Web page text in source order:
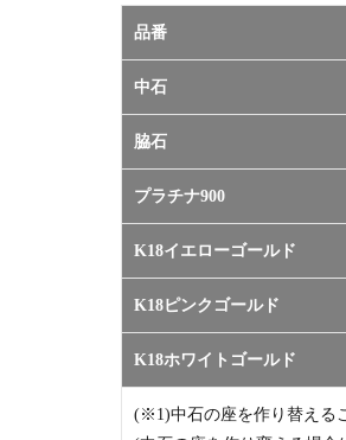
品番
中石
脇石
プラチナ900
K18イエローゴールド
K18ピンクゴールド
K18ホワイトゴールド
(※1)中石の座を作り替える